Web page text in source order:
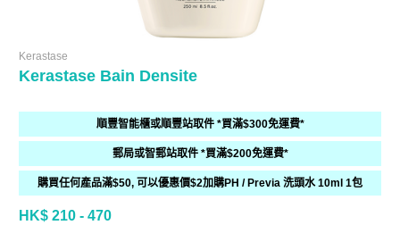
Kerastase
Kerastase Bain Densite
順豐智能櫃或順豐站取件 *買滿$300免運費*
郵局或智郵站取件 *買滿$200免運費*
購買任何產品滿$50, 可以優惠價$2加購PH / Previa 洗頭水 10ml 1包
HK$ 210 - 470